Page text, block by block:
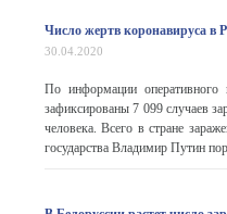
Число жертв коронавируса в
30.04.2020
По информации оперативного
зафиксированы 7 099 случаев
человека. Всего в стране
государства Владимир Путин